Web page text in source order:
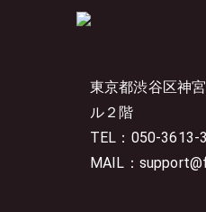
東京都渋谷区神
ル２階
TEL：050-3613-
MAIL：